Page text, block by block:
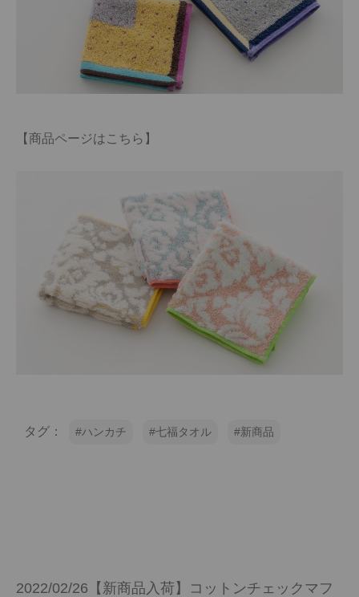
【商品ページはこちら】
タグ： ハンカチ 七福タオル 新商品
2022/02/26【新商品入荷】コットンチェックマフ